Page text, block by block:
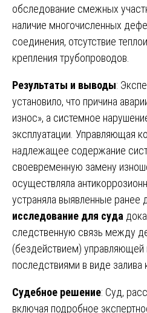
обследование смежных
наличие многочисленных
соединения, отсутствие
крепления трубопроводов.
Результаты и выводы:
установило, что причина
износ», а системное
эксплуатации. Управляющая
надлежащее содержание
своевременную замену
осуществляла
устраняла выявленные ранее
исследование для суда
следственную связь между
(бездействием) управляющей
последствиями в виде залива
Судебное решение: Суд,
включая подробное